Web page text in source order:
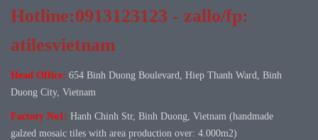
Hotline:0913123123 - zallo/fp:
atilesvietnam
Head Office: 654 Binh Duong Boulevard, Hiep Thanh Ward, Binh
Duong City, Vietnam
Factory No1: Hanh Chinh Str, Binh Duong, Vietnam (handmade
galzed mosaic tiles with area production over: 4.000m2)